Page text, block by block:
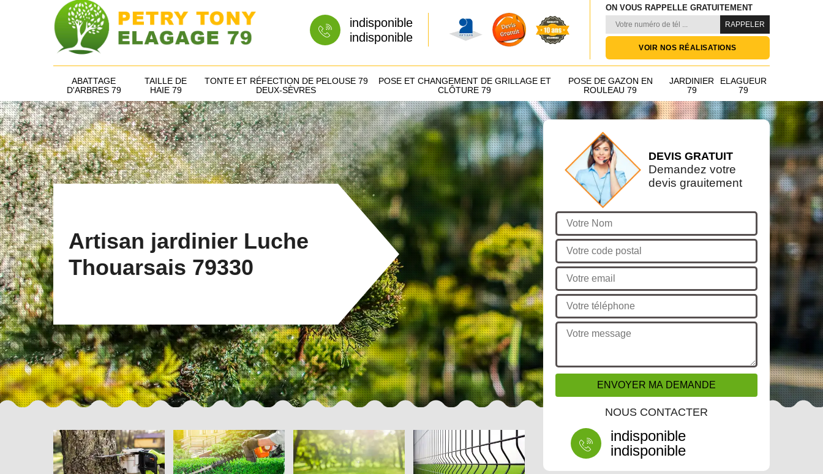
indisponible
indisponible
ON VOUS RAPPELLE GRATUITEMENT
VOIR NOS RÉALISATIONS
ABATTAGE
D'ARBRES 79
TAILLE DE
HAIE 79
TONTE ET RÉFECTION DE PELOUSE 79
DEUX-SÈVRES
POSE ET CHANGEMENT DE GRILLAGE ET
CLÔTURE 79
POSE DE GAZON EN
ROULEAU 79
JARDINIER
79
ELAGUEUR
79
Artisan jardinier Luche
Thouarsais 79330
DEVIS GRATUIT
Demandez votre
devis grauitement
NOUS CONTACTER
indisponible
indisponible